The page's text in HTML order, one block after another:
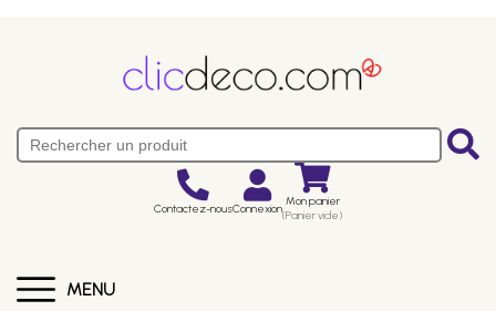
Contactez-nousConnexion Mon panier
(Panier vide)
MENU